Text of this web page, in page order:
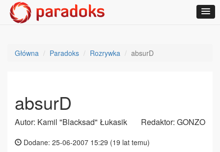
Główna Paradoks Rozrywka absurD
absurD
Autor: Kamil "Blacksad" Łukasik Redaktor: GONZO
Dodane: 25-06-2007 15:29 (19 lat temu)